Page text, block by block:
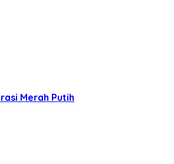
Merah Putih